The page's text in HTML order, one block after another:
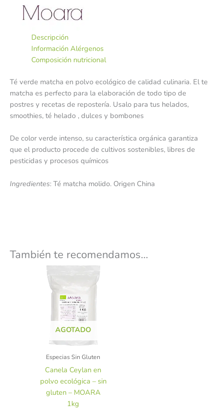
Descripción
Información Alérgenos
Composición nutricional
Té verde matcha en polvo ecológico de calidad culinaria. El te
matcha es perfecto para la elaboración de todo tipo de
postres y recetas de repostería. Usalo para tus helados,
smoothies, té helado , dulces y bombones
De color verde intenso, su característica orgánica garantiza
que el producto procede de cultivos sostenibles, libres de
pesticidas y procesos químicos
Ingredientes: Té matcha molido. Origen China
También te recomendamos…
AGOTADO
Especias Sin Gluten
Canela Ceylan en
polvo ecológica – sin
gluten – MOARA
1kg